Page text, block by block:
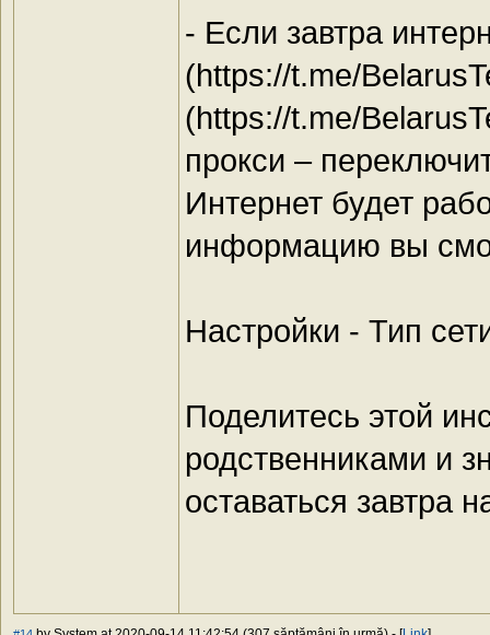
- Если завтра
(https://t.me/
(https://t.me/
прокси –
Интернет будет
информацию вы
Настройки - Тип
Поделитесь этой
родственниками и
оставаться завтра